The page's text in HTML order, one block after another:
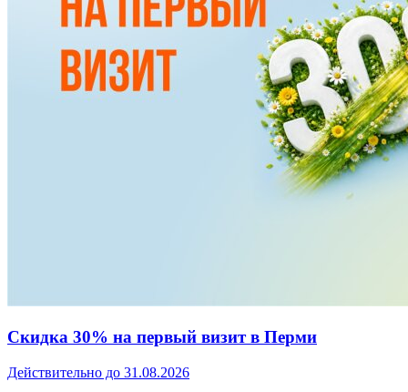
Скидка 30% на первый визит в Перми
Действительно до 31.08.2026